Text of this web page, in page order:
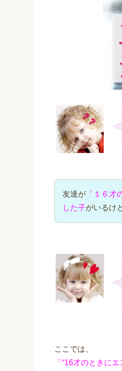
友達が 「１６才
した子がいるけ
ここでは、
「“16才のときに